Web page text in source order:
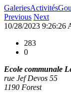
GaleriesActivités
Previous Next
10/28/2023 9:26:26
283
0
Ecole communale
rue Jef Devos 55
1190 Forest